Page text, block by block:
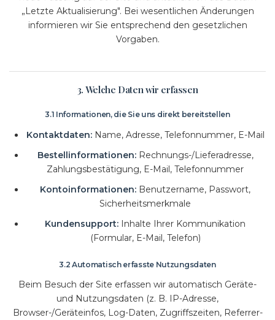
„Letzte Aktualisierung". Bei wesentlichen Änderungen
informieren wir Sie entsprechend den gesetzlichen
Vorgaben.
3. Welche Daten wir erfassen
3.1 Informationen, die Sie uns direkt bereitstellen
Kontaktdaten:Name, Adresse, Telefonnummer, E-Mail
Bestellinformationen:Rechnungs-/Lieferadresse,
Zahlungsbestätigung, E-Mail, Telefonnummer
Kontoinformationen: Benutzername, Passwort,
Sicherheitsmerkmale
Kundensupport: Inhalte Ihrer Kommunikation
(Formular, E-Mail, Telefon)
3.2 Automatisch erfasste Nutzungsdaten
Beim Besuch der Site erfassen wir automatisch Geräte-
und Nutzungsdaten (z. B. IP-Adresse,
Browser-/Geräteinfos, Log-Daten, Zugriffszeiten, Referrer-